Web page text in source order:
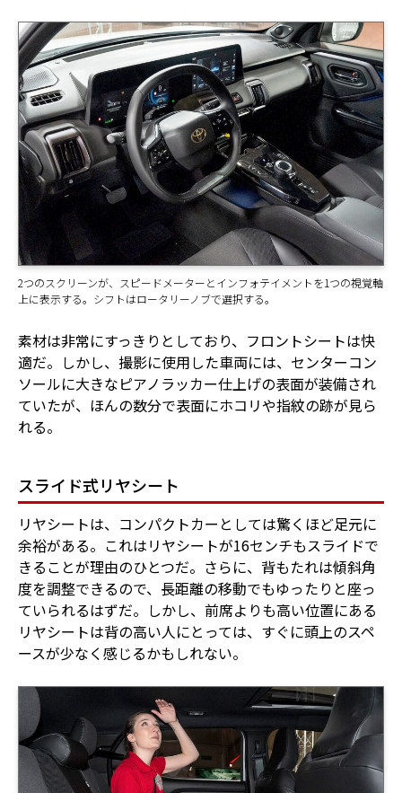
2つのスクリーンが、スピードメーターとインフォテイメントを1つの視覚軸
上に表示する。シフトはロータリーノブで選択する。
素材は非常にすっきりとしており、フロントシートは快
適だ。しかし、撮影に使用した車両には、センターコン
ソールに大きなピアノラッカー仕上げの表面が装備され
ていたが、ほんの数分で表面にホコリや指紋の跡が見ら
れる。
スライド式リヤシート
リヤシートは、コンパクトカーとしては驚くほど足元に
余裕がある。これはリヤシートが16センチもスライドで
きることが理由のひとつだ。さらに、背もたれは傾斜角
度を調整できるので、長距離の移動でもゆったりと座っ
ていられるはずだ。しかし、前席よりも高い位置にある
リヤシートは背の高い人にとっては、すぐに頭上のスペ
ースが少なく感じるかもしれない。